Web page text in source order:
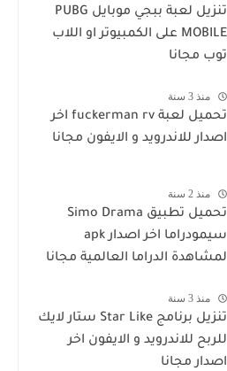
تنزيل لعبة ببجي موبايل PUBG
MOBILE على الكمبيوتر او اللاب
توب مجانا
منذ 3 سنة
تحميل لعبة fuckerman rv اخر
اصدار للاندرويد و الايفون مجانا
منذ 2 سنة
تحميل تطبيق Simo Drama
سيمودراما اخر اصدار apk
لمشاهدة الدراما العالمية مجانا
منذ 3 سنة
تنزيل برنامج Star Like ستار لايك
للربح للاندرويد و الايفون اخر
اصدار مجانا